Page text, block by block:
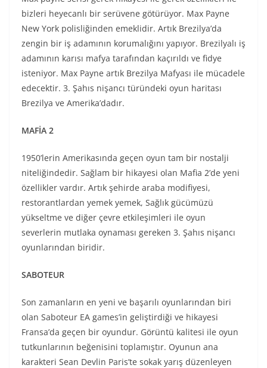
bizleri heyecanlı bir serüvene götürüyor. Max Payne
New York polisliğinden emeklidir. Artık Brezilya’da
zengin bir iş adamının korumalığını yapıyor. Brezilyalı iş
adamının karısı mafya tarafından kaçırıldı ve fidye
isteniyor. Max Payne artık Brezilya Mafyası ile mücadele
edecektir. 3. Şahıs nişancı türündeki oyun haritası
Brezilya ve Amerika’dadır.
MAFİA 2
1950’lerin Amerikasında geçen oyun tam bir nostalji
niteliğindedir. Sağlam bir hikayesi olan Mafia 2’de yeni
özellikler vardır. Artık şehirde araba modifiyesi,
restorantlardan yemek yemek, Sağlık gücümüzü
yükseltme ve diğer çevre etkileşimleri ile oyun
severlerin mutlaka oynaması gereken 3. Şahıs nişancı
oyunlarından biridir.
SABOTEUR
Son zamanların en yeni ve başarılı oyunlarından biri
olan Saboteur EA games’in geliştirdiği ve hikayesi
Fransa’da geçen bir oyundur. Görüntü kalitesi ile oyun
tutkunlarının beğenisini toplamıştır. Oyunun ana
karakteri Sean Devlin Paris’te sokak yarış düzenleyen